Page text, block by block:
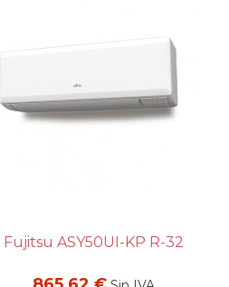
Fujitsu ASY50UI-KP R-32